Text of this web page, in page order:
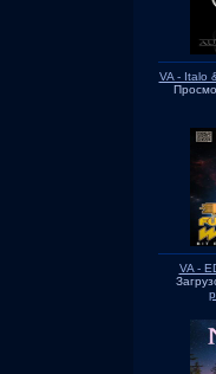
VA - Italo
VA -